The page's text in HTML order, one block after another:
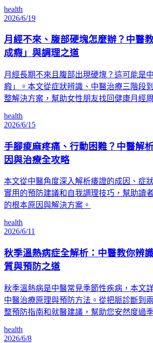
health
2026/6/19
月經不來、腹部硬塊怎麼辦？中醫
成瘕」與調理之道
月經長期不來且腹部出現硬塊？這可能是
瘕」。本文從症狀辨識、中醫治療三階段
整解決方案，幫助女性朋友找回健康月經
health
2026/6/15
手腳痠麻疼痛、行動困難？中醫解
因與治療全攻略
本文從中醫角度深入解析痿證的成因、症
實用的預防建議和自我調理技巧，幫助讀
的根本原因與解決方案。
health
2026/6/11
秋季溫熱病症全解析：中醫教你辨
質與預防之道
秋季溫熱病是中醫常見季節性疾病，本文
中醫治療原理與預防方法。從把脈診斷到
整預防指南和就醫建議，幫助您安然度過
health
2026/6/8